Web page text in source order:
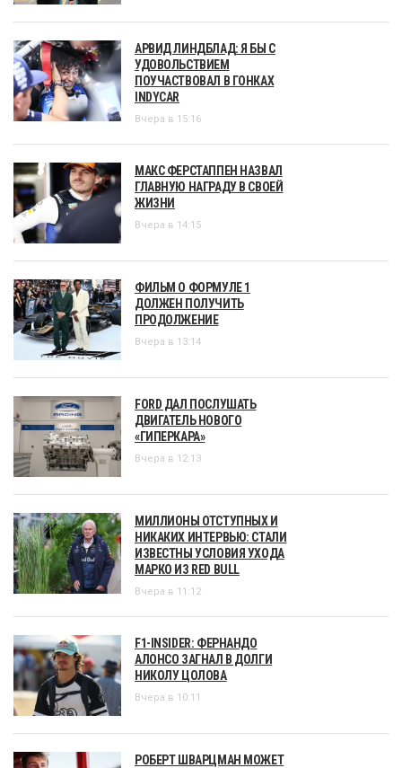
АРВИД ЛИНДБЛАД: Я БЫ С
УДОВОЛЬСТВИЕМ
ПОУЧАСТВОВАЛ В ГОНКАХ
INDYCAR
Вчера в 15:16
МАКС ФЕРСТАППЕН НАЗВАЛ
ГЛАВНУЮ НАГРАДУ В СВОЕЙ
ЖИЗНИ
Вчера в 14:15
ФИЛЬМ О ФОРМУЛЕ 1
ДОЛЖЕН ПОЛУЧИТЬ
ПРОДОЛЖЕНИЕ
Вчера в 13:14
FORD ДАЛ ПОСЛУШАТЬ
ДВИГАТЕЛЬ НОВОГО
«ГИПЕРКАРА»
Вчера в 12:13
МИЛЛИОНЫ ОТСТУПНЫХ И
НИКАКИХ ИНТЕРВЬЮ: СТАЛИ
ИЗВЕСТНЫ УСЛОВИЯ УХОДА
МАРКО ИЗ RED BULL
Вчера в 11:12
F1-INSIDER: ФЕРНАНДО
АЛОНСО ЗАГНАЛ В ДОЛГИ
НИКОЛУ ЦОЛОВА
Вчера в 10:11
РОБЕРТ ШВАРЦМАН МОЖЕТ